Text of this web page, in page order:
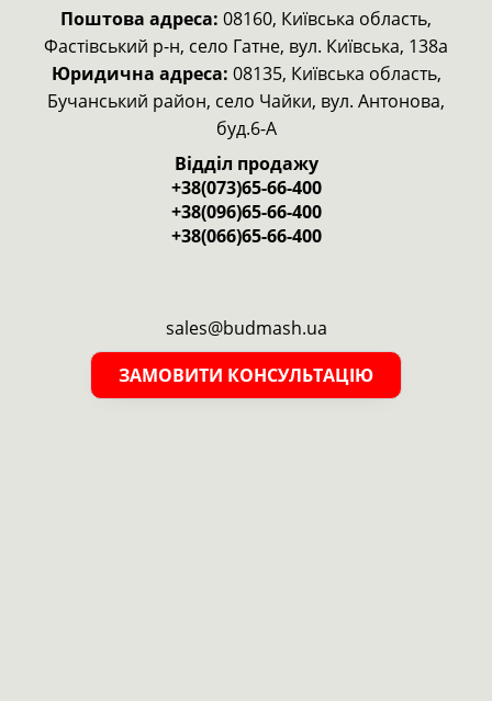
Поштова адреса: 08160, Київська область,
Фастівський р-н, село Гатне, вул. Київська, 138а
Юридична адреса: 08135, Київська область,
Бучанський район, село Чайки, вул. Антонова,
буд.6-А
Відділ продажу
+38(073)65-66-400
+38(096)65-66-400
+38(066)65-66-400
sales@budmash.ua
ЗАМОВИТИ КОНСУЛЬТАЦІЮ